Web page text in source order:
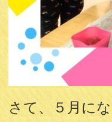
さて、５月に